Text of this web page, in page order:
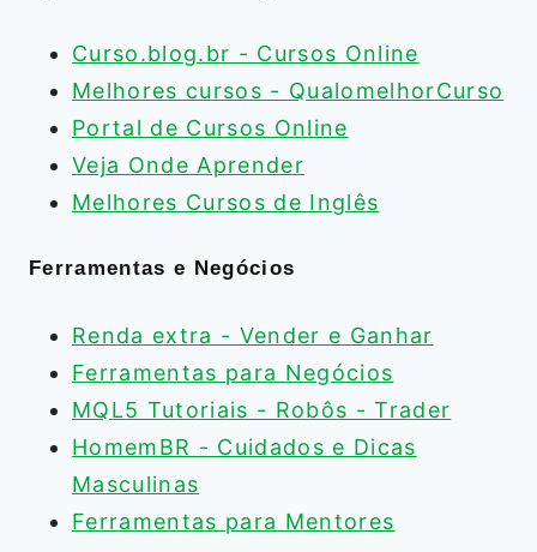
Curso.blog.br - Cursos Online
Melhores cursos - QualomelhorCurso
Portal de Cursos Online
Veja Onde Aprender
Melhores Cursos de Inglês
Ferramentas e Negócios
Renda extra - Vender e Ganhar
Ferramentas para Negócios
MQL5 Tutoriais - Robôs - Trader
HomemBR - Cuidados e Dicas
Masculinas
Ferramentas para Mentores